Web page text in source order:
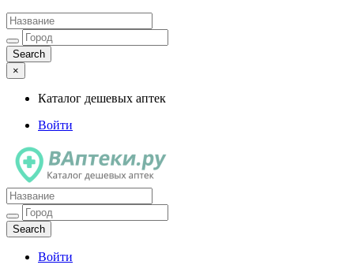
×
Каталог дешевых аптек
Войти
Каталог дешевых аптек
Войти